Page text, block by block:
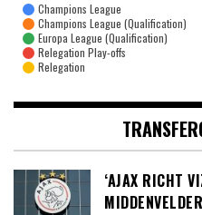
Champions League
Champions League (Qualification)
Europa League (Qualification)
Relegation Play-offs
Relegation
‘AJAX RICHT